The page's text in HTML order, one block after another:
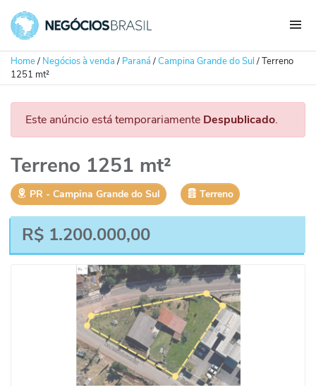
Home/ Negócios à venda/ Paraná/Campina Grande do Sul/Terreno
1251 mt²
Este anúncio está temporariamente Despublicado.
Terreno 1251 mt²
PR ‐ Campina Grande do Sul Terreno
R$ 1.200.000,00